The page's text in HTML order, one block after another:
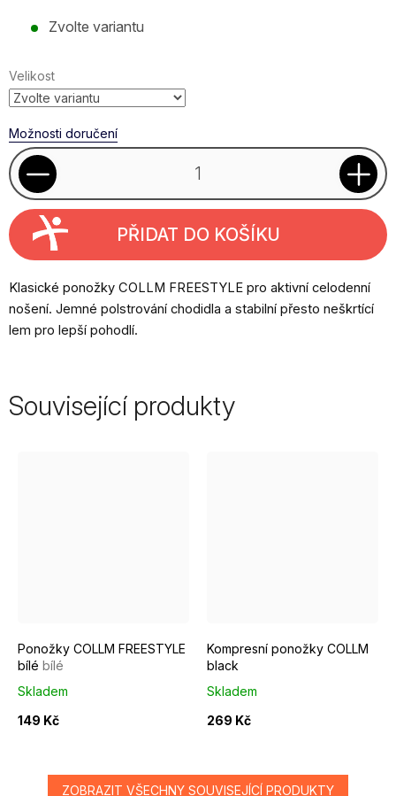
cena:
Zvolte variantu
Velikost
Možnosti doručení
PŘIDAT DO KOŠÍKU
Klasické ponožky COLLM FREESTYLE pro aktivní celodenní
nošení. Jemné polstrování chodidla a stabilní přesto neškrtící
lem pro lepší pohodlí.
Související produkty
Ponožky COLLM FREESTYLE
bílé bílé
Skladem
149 Kč
Kompresní ponožky COLLM
black
Skladem
269 Kč
ZOBRAZIT VŠECHNY SOUVISEJÍCÍ PRODUKTY